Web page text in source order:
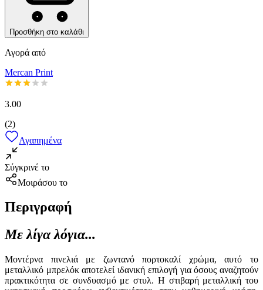
Προσθήκη στο καλάθι
Αγορά από
Mercan Print
3.00
(2)
Αγαπημένα
Σύγκρινέ το
Μοιράσου το
Περιγραφή
Με λίγα λόγια...
Μοντέρνα πινελιά με ζωντανό πορτοκαλί χρώμα, αυτό το
μεταλλικό μπρελόκ αποτελεί ιδανική επιλογή για όσους αναζητούν
πρακτικότητα σε συνδυασμό με στυλ. Η στιβαρή μεταλλική του